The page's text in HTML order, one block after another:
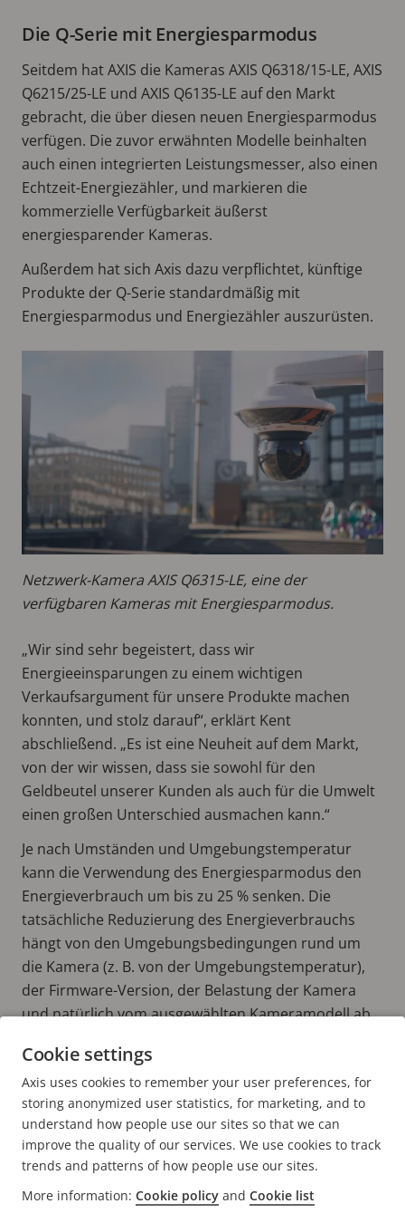
Die Q-Serie mit Energiesparmodus
Seitdem hat AXIS die Kameras AXIS Q6318/15-LE, AXIS
Q6215/25-LE und AXIS Q6135-LE auf den Markt
gebracht, die über diesen neuen Energiesparmodus
verfügen. Die zuvor erwähnten Modelle beinhalten
auch einen integrierten Leistungsmesser, also einen
Echtzeit-Energiezähler, und markieren die
kommerzielle Verfügbarkeit äußerst
energiesparender Kameras.
Außerdem hat sich Axis dazu verpflichtet, künftige
Produkte der Q-Serie standardmäßig mit
Energiesparmodus und Energiezähler auszurüsten.
Netzwerk-Kamera AXIS Q6315-LE, eine der
verfügbaren Kameras mit Energiesparmodus.
„Wir sind sehr begeistert, dass wir
Energieeinsparungen zu einem wichtigen
Verkaufsargument für unsere Produkte machen
konnten, und stolz darauf“, erklärt Kent
abschließend. „Es ist eine Neuheit auf dem Markt,
von der wir wissen, dass sie sowohl für den
Geldbeutel unserer Kunden als auch für die Umwelt
einen großen Unterschied ausmachen kann.“
Je nach Umständen und Umgebungstemperatur
kann die Verwendung des Energiesparmodus den
Energieverbrauch um bis zu 25 % senken. Die
tatsächliche Reduzierung des Energieverbrauchs
hängt von den Umgebungsbedingungen rund um
die Kamera (z. B. von der Umgebungstemperatur),
der Firmware-Version, der Belastung der Kamera
und natürlich vom ausgewählten Kameramodell ab.
Mehr Informationen zur Nachhaltigkeit:
NACHHALTIGKEIT BEI AXIS
Cookie settings
Axis uses cookies to remember your user preferences, for
storing anonymized user statistics, for marketing, and to
understand how people use our sites so that we can
improve the quality of our services. We use cookies to track
trends and patterns of how people use our sites.
More information: Cookie policy and Cookie list